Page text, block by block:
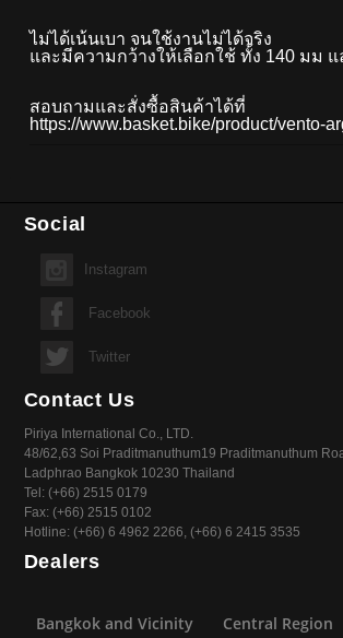
ไม่ได้เน้นเบา จนใช้งานไม่ได้จริง
และมีความกว้างให้เลือกใช้ ทั้ง 140 มม แ
https://www.basket.bike/product/vento-
Social
Instagram
Facebook
Twitter
Contact Us
Piriya International Co., LTD.
48/62,63 Soi Praditmanuthum19 Praditmanuthum
Ladphrao Bangkok 10230 Thailand
Tel: (+66) 2515 0179
Fax: (+66) 2515 0102
Hotline: (+66) 6 4962 2266, (+66) 6 2415 3535
Dealers
Bangkok and Vicinity Central Region